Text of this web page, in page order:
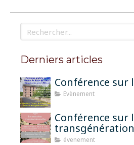
Rechercher
Derniers articles
Conférence sur
Evènement
Conférence sur
évenement